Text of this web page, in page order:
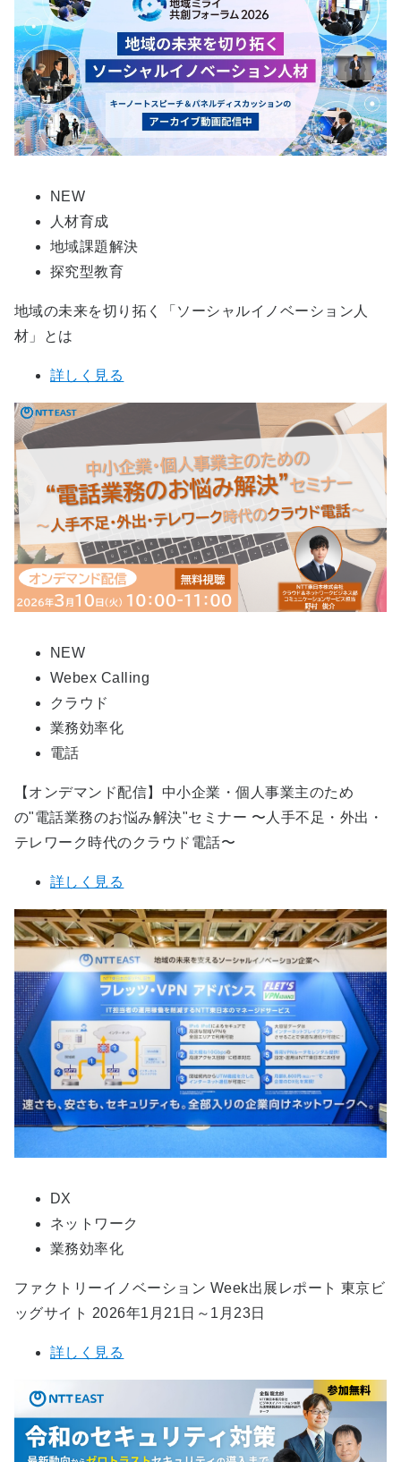
NEW
人材育成
地域課題解決
探究型教育
地域の未来を切り拓く「ソーシャルイノベーション人
材」とは
詳しく見る
NEW
Webex Calling
クラウド
業務効率化
電話
【オンデマンド配信】中小企業・個人事業主のため
の"電話業務のお悩み解決"セミナー 〜人手不足・外出・
テレワーク時代のクラウド電話〜
詳しく見る
DX
ネットワーク
業務効率化
ファクトリーイノベーション Week出展レポート 東京ビ
ッグサイト 2026年1月21日～1月23日
詳しく見る